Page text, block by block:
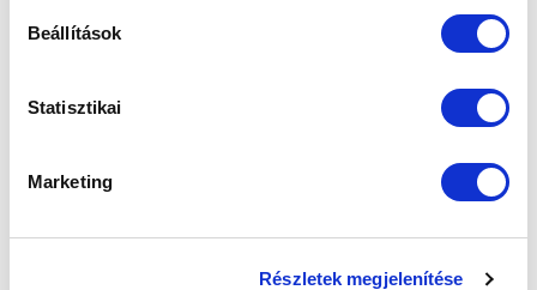
Beállítások
Statisztikai
Marketing
Részletek megjelenítése